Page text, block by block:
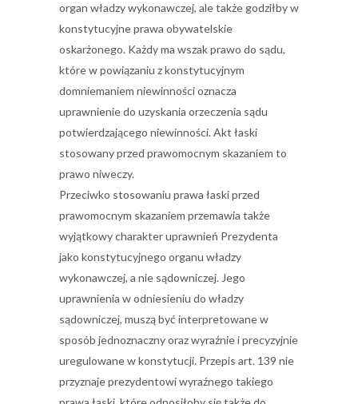
organ władzy wykonawczej, ale także godziłby w
konstytucyjne prawa obywatelskie
oskarżonego. Każdy ma wszak prawo do sądu,
które w powiązaniu z konstytucyjnym
domniemaniem niewinności oznacza
uprawnienie do uzyskania orzeczenia sądu
potwierdzającego niewinności. Akt łaski
stosowany przed prawomocnym skazaniem to
prawo niweczy.
Przeciwko stosowaniu prawa łaski przed
prawomocnym skazaniem przemawia także
wyjątkowy charakter uprawnień Prezydenta
jako konstytucyjnego organu władzy
wykonawczej, a nie sądowniczej. Jego
uprawnienia w odniesieniu do władzy
sądowniczej, muszą być interpretowane w
sposób jednoznaczny oraz wyraźnie i precyzyjnie
uregulowane w konstytucji. Przepis art. 139 nie
przyznaje prezydentowi wyraźnego takiego